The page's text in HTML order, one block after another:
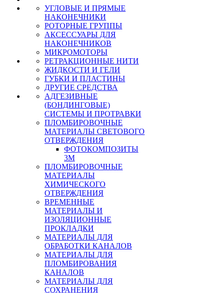
УГЛОВЫЕ И ПРЯМЫЕ
НАКОНЕЧНИКИ
РОТОРНЫЕ ГРУППЫ
АКСЕССУАРЫ ДЛЯ
НАКОНЕЧНИКОВ
МИКРОМОТОРЫ
РЕТРАКЦИОННЫЕ НИТИ
ЖИДКОСТИ И ГЕЛИ
ГУБКИ И ПЛАСТИНЫ
ДРУГИЕ СРЕДСТВА
АДГЕЗИВНЫЕ
(БОНДИНГОВЫЕ)
СИСТЕМЫ И ПРОТРАВКИ
ПЛОМБИРОВОЧНЫЕ
МАТЕРИАЛЫ СВЕТОВОГО
ОТВЕРЖДЕНИЯ
ФОТОКОМПОЗИТЫ
3М
ПЛОМБИРОВОЧНЫЕ
МАТЕРИАЛЫ
ХИМИЧЕСКОГО
ОТВЕРЖДЕНИЯ
ВРЕМЕННЫЕ
МАТЕРИАЛЫ И
ИЗОЛЯЦИОННЫЕ
ПРОКЛАДКИ
МАТЕРИАЛЫ ДЛЯ
ОБРАБОТКИ КАНАЛОВ
МАТЕРИАЛЫ ДЛЯ
ПЛОМБИРОВАНИЯ
КАНАЛОВ
МАТЕРИАЛЫ ДЛЯ
СОХРАНЕНИЯ